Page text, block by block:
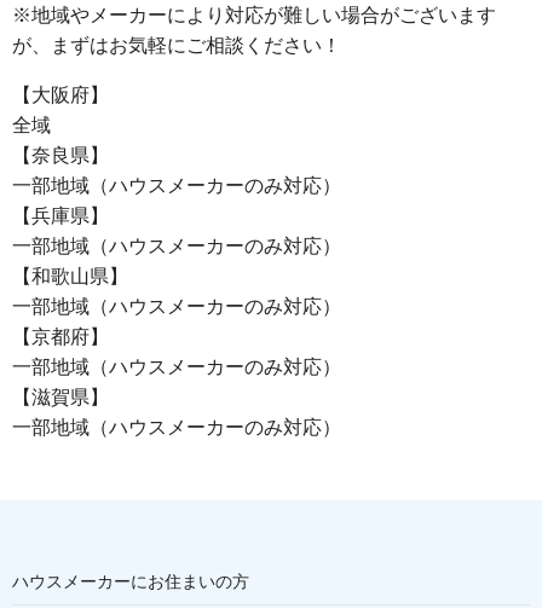
※地域やメーカーにより対応が難しい場合がございます
が、まずはお気軽にご相談ください！
【大阪府】
全域
【奈良県】
一部地域（ハウスメーカーのみ対応）
【兵庫県】
一部地域（ハウスメーカーのみ対応）
【和歌山県】
一部地域（ハウスメーカーのみ対応）
【京都府】
一部地域（ハウスメーカーのみ対応）
【滋賀県】
一部地域（ハウスメーカーのみ対応）
ハウスメーカーにお住まいの方